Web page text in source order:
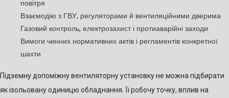
повітря
Взаємодію з ГВУ, регуляторами й вентиляційними дверима
Газовий контроль, електрозахист і протиаварійні заходи
Вимоги чинних нормативних актів і регламентів конкретної
шахти
Підземну допоміжну вентиляторну установку не можна підбирати
як ізольовану одиницю обладнання. Її робочу точку, вплив на